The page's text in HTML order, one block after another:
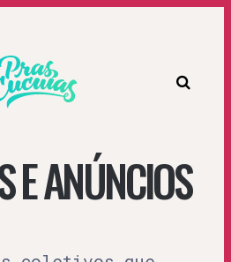
E ANÚNCIOS